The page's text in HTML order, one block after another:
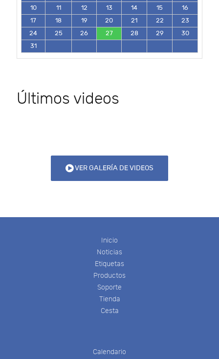
10
11 12 13 14 15
16
17
18 19 20 21 22
23
24
25 26 27 28 29
30
31
Últimos videos
VER GALERÍA DE VIDEOS
Inicio
Noticias
Etiquetas
Productos
Soporte
Tienda
Cesta
Calendario